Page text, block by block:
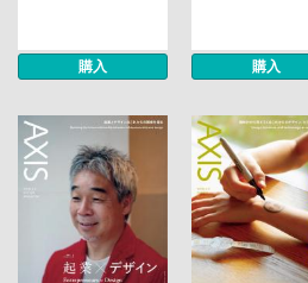
購入 購入